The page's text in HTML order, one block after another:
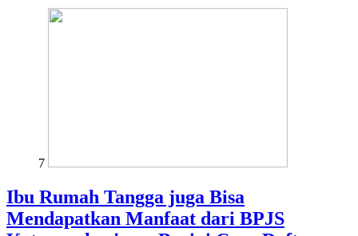
7
Ibu Rumah Tangga juga Bisa
Mendapatkan Manfaat dari BPJS